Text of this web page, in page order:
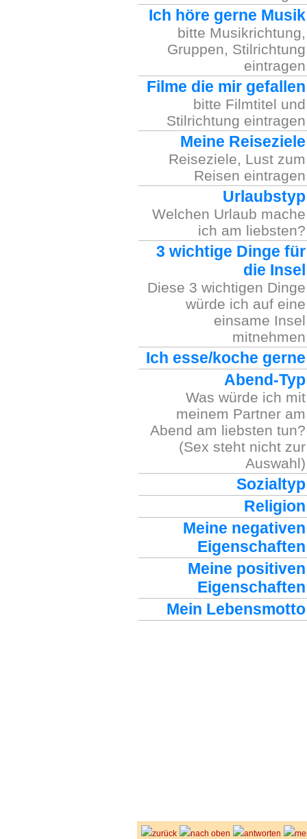
Ich höre gerne Musik
bitte Musikrichtung,
Gruppen, Stilrichtung
eintragen
Filme die mir gefallen
bitte Filmtitel und
Stilrichtung eintragen
Meine Reiseziele
Reiseziele, Lust zum
Reisen eintragen
Urlaubstyp
Welchen Urlaub mache
ich am liebsten?
3 wichtige Dinge für
die Insel
Diese 3 wichtigen Dinge
würde ich auf eine
einsame Insel
mitnehmen
Ich esse/koche gerne
Abend-Typ
Was würde ich mit
meinem Partner am
Abend am liebsten tun?
(Sex steht nicht zur
Auswahl)
Sozialtyp
Religion
Meine negativen
Eigenschaften
Meine positiven
Eigenschaften
Mein Lebensmotto
zurück nach oben antworten